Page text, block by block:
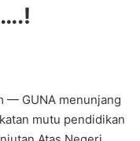
— GUNA menunjang
mutu pendidikan